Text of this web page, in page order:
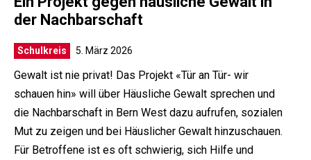
der Nachbarschaft
Schulkreis 5. März 2026
Gewalt ist nie privat! Das Projekt «Tür an Tür- wir
schauen hin» will über Häusliche Gewalt sprechen und
die Nachbarschaft in Bern West dazu aufrufen, sozialen
Mut zu zeigen und bei Häuslicher Gewalt hinzuschauen.
Für Betroffene ist es oft schwierig, sich Hilfe und